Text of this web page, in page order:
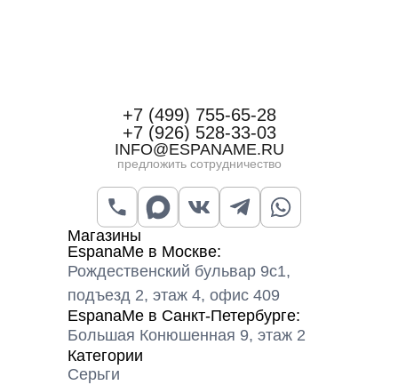
Магазины
EspanaMe в Москве:
Рождественский бульвар 9с1,
подъезд 2, этаж 4, офис 409
EspanaMe в Санкт-Петербурге:
Большая Конюшенная 9, этаж 2
Категории
Серьги
+7 (499) 755-65-28
+7 (926) 528-33-03
INFO@ESPANAME.RU
предложить сотрудничество